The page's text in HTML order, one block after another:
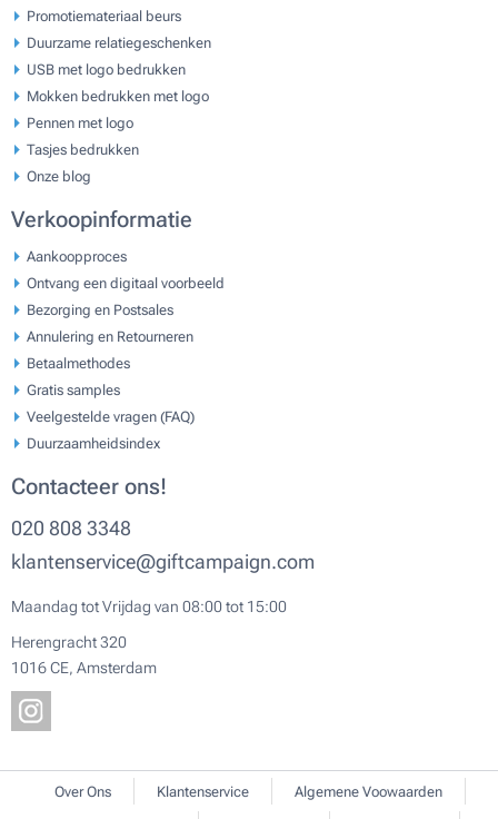
Promotiemateriaal beurs
Duurzame relatiegeschenken
USB met logo bedrukken
Mokken bedrukken met logo
Pennen met logo
Tasjes bedrukken
Onze blog
Verkoopinformatie
Aankoopproces
Ontvang een digitaal voorbeeld
Bezorging en Postsales
Annulering en Retourneren
Betaalmethodes
Gratis samples
Veelgestelde vragen (FAQ)
Duurzaamheidsindex
Contacteer ons!
020 808 3348
klantenservice@giftcampaign.com
Maandag tot Vrijdag van 08:00 tot 15:00
Herengracht 320
1016 CE, Amsterdam
Over Ons Klantenservice
Algemene Voowaarden